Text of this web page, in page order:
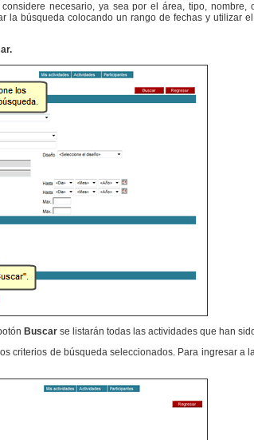
necesario, ya sea por el área, tipo,
la búsqueda colocando un rango de fechas y utilizar
Buscar se listarán todas las actividades que han
criterios de búsqueda seleccionados. Para ingresar a